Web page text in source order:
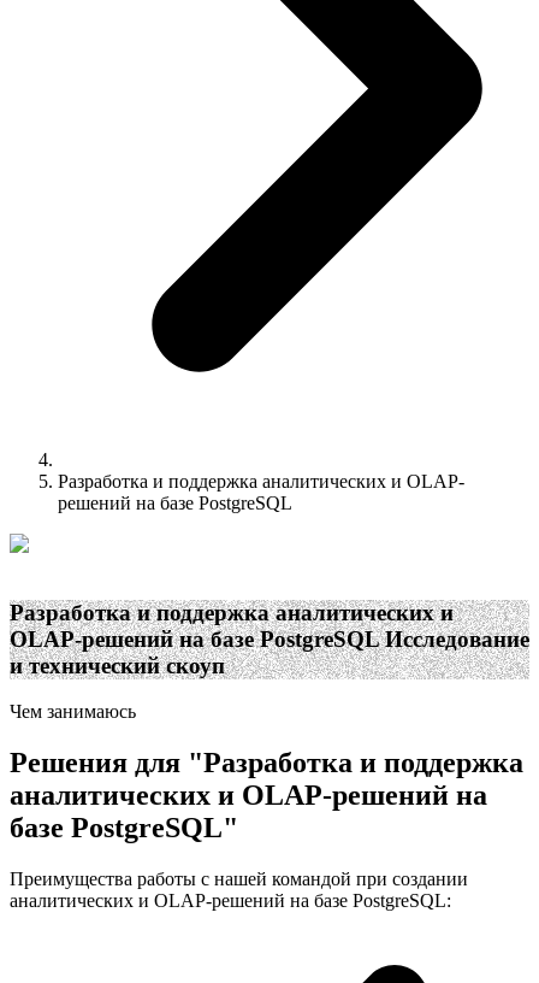
Разработка и поддержка аналитических и OLAP-
решений на базе PostgreSQL
Разработка и поддержка аналитических и
OLAP-решений на базе PostgreSQL Исследование
и технический скоуп
Чем занимаюсь
Решения для "Разработка и поддержка
аналитических и OLAP-решений на
базе PostgreSQL"
Преимущества работы с нашей командой при создании
аналитических и OLAP-решений на базе PostgreSQL: